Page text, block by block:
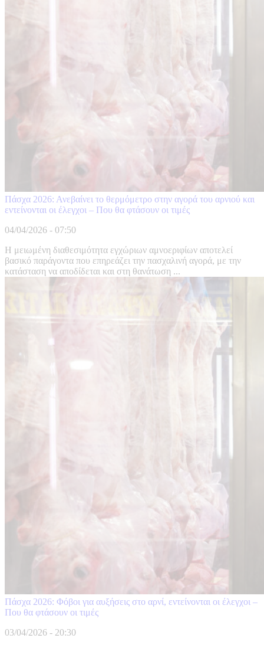
Πάσχα 2026: Ανεβαίνει το θερμόμετρο στην αγορά του αρνιού και
εντείνονται οι έλεγχοι – Που θα φτάσουν οι τιμές
04/04/2026 - 07:50
Η μειωμένη διαθεσιμότητα εγχώριων αμνοεριφίων αποτελεί
βασικό παράγοντα που επηρεάζει την πασχαλινή αγορά, με την
κατάσταση να αποδίδεται και στη θανάτωση ...
Πάσχα 2026: Φόβοι για αυξήσεις στο αρνί, εντείνονται οι έλεγχοι –
Που θα φτάσουν οι τιμές
03/04/2026 - 20:30